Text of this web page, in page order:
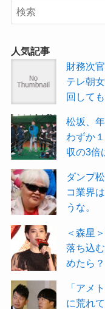
人気記事
財務次
テレ朝
回して
松坂、
わずか
収の3倍
ダンプ
コ業界
うな。
＜森星
落ち込
めたら？
「アメ
に荒れ